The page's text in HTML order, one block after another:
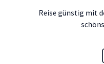
Reise günstig mit